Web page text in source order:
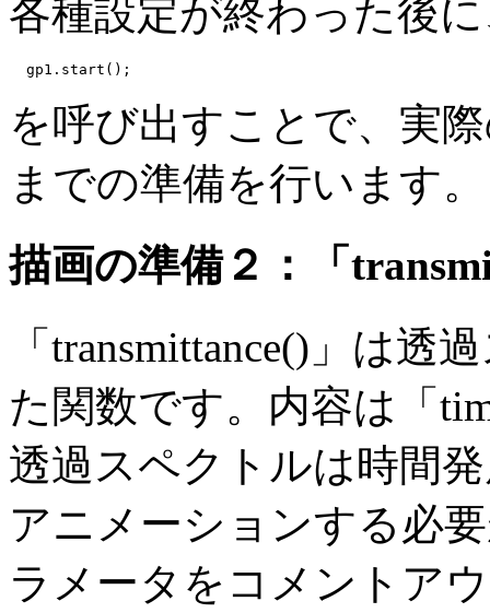
各種設定が終わった後
を呼び出すことで、実
までの準備を行います。
描画の準備２：「
「transmittance()」は透
た関数です。内容は「
透過スペクトルは時間
アニメーションする必
ラメータをコメントア